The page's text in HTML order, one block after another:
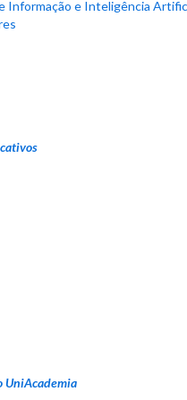
Informação e Inteligência
UniAcademia